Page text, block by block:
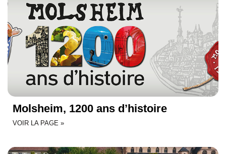
Molsheim, 1200 ans d’histoire
VOIR LA PAGE »